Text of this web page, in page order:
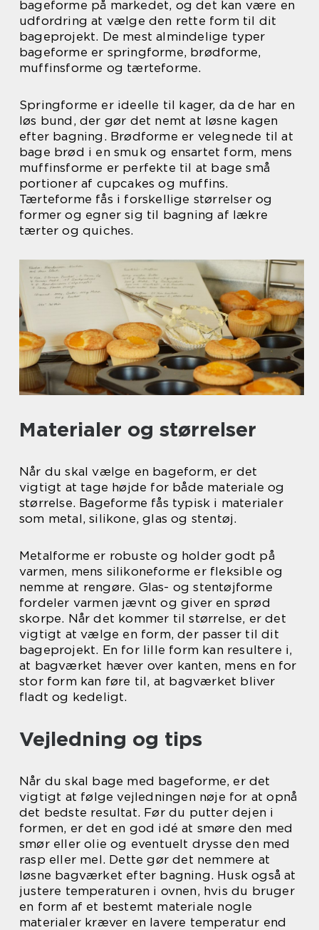
bageforme på markedet, og det kan være en
udfordring at vælge den rette form til dit
bageprojekt. De mest almindelige typer
bageforme er springforme, brødforme,
muffinsforme og tærteforme.
Springforme er ideelle til kager, da de har en
løs bund, der gør det nemt at løsne kagen
efter bagning. Brødforme er velegnede til at
bage brød i en smuk og ensartet form, mens
muffinsforme er perfekte til at bage små
portioner af cupcakes og muffins.
Tærteforme fås i forskellige størrelser og
former og egner sig til bagning af lækre
tærter og quiches.
Materialer og størrelser
Når du skal vælge en bageform, er det
vigtigt at tage højde for både materiale og
størrelse. Bageforme fås typisk i materialer
som metal, silikone, glas og stentøj.
Metalforme er robuste og holder godt på
varmen, mens silikoneforme er fleksible og
nemme at rengøre. Glas- og stentøjforme
fordeler varmen jævnt og giver en sprød
skorpe. Når det kommer til størrelse, er det
vigtigt at vælge en form, der passer til dit
bageprojekt. En for lille form kan resultere i,
at bagværket hæver over kanten, mens en for
stor form kan føre til, at bagværket bliver
fladt og kedeligt.
Vejledning og tips
Når du skal bage med bageforme, er det
vigtigt at følge vejledningen nøje for at opnå
det bedste resultat. Før du putter dejen i
formen, er det en god idé at smøre den med
smør eller olie og eventuelt drysse den med
rasp eller mel. Dette gør det nemmere at
løsne bagværket efter bagning. Husk også at
justere temperaturen i ovnen, hvis du bruger
en form af et bestemt materiale nogle
materialer kræver en lavere temperatur end